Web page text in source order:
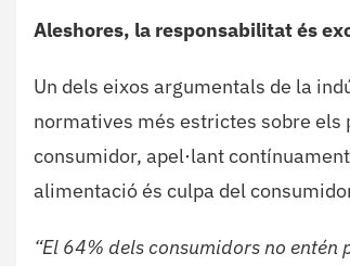
Aleshores, la responsabilitat és
Un dels eixos argumentals de la
normatives més estrictes sobre
consumidor, apel·lant
alimentació és culpa del
“El 64% dels consumidors no